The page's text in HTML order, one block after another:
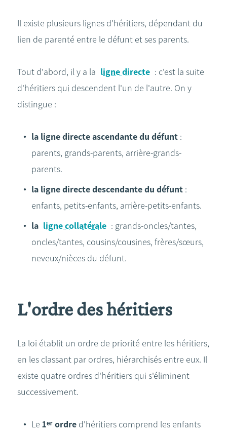
Il existe plusieurs lignes d'héritiers, dépendant du
lien de parenté entre le défunt et ses parents.
Tout d'abord, il y a la ligne directe : c'est la suite
d'héritiers qui descendent l'un de l'autre. On y
distingue :
la ligne directe ascendante du défunt :
parents, grands-parents, arrière-grands-
parents.
la ligne directe descendante du défunt :
enfants, petits-enfants, arrière-petits-enfants.
la ligne collatérale : grands-oncles/tantes,
oncles/tantes, cousins/cousines, frères/sœurs,
neveux/nièces du défunt.
L'ordre des héritiers
La loi établit un ordre de priorité entre les héritiers,
en les classant par ordres, hiérarchisés entre eux. Il
existe quatre ordres d'héritiers qui s'éliminent
successivement.
Le 1ᵉʳ ordre d'héritiers comprend les enfants